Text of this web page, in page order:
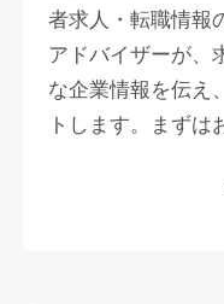
者求人・転職情報
アドバイザーが、
な企業情報を伝え
トします。まずは